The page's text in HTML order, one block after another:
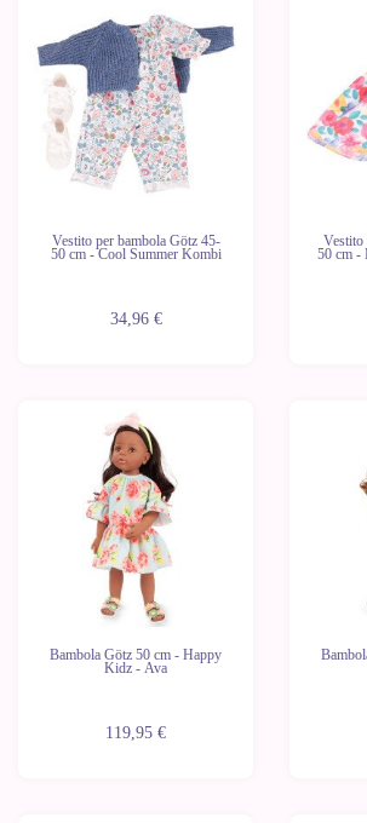
Vestito per bambola Götz 45-
50 cm - Cool Summer Kombi
34,96 €
Vestito
50 cm -
Bambola Götz 50 cm - Happy
Kidz - Ava
119,95 €